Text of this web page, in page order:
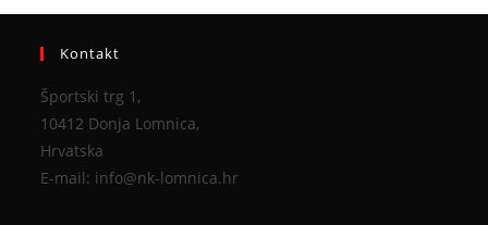
Kontakt
Športski trg 1,
10412 Donja Lomnica,
Hrvatska
E-mail: info@nk-lomnica.hr